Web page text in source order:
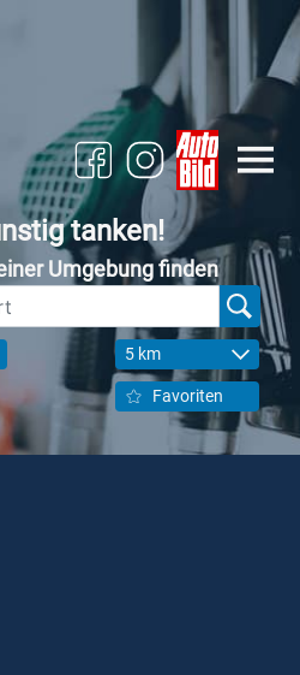
tanken!
Umgebung finden
5 km
Favoriten